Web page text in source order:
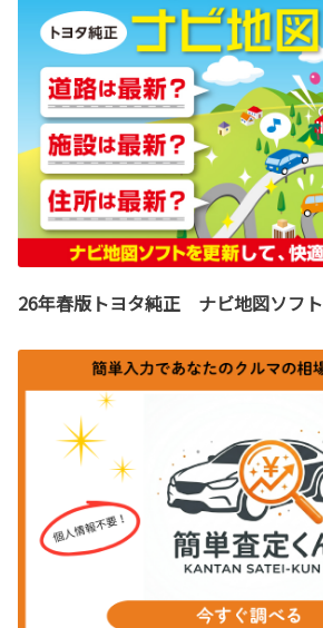
26年春版トヨタ純正 ナビ地図ソフト